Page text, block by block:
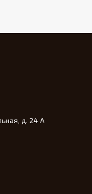
д. 24 А